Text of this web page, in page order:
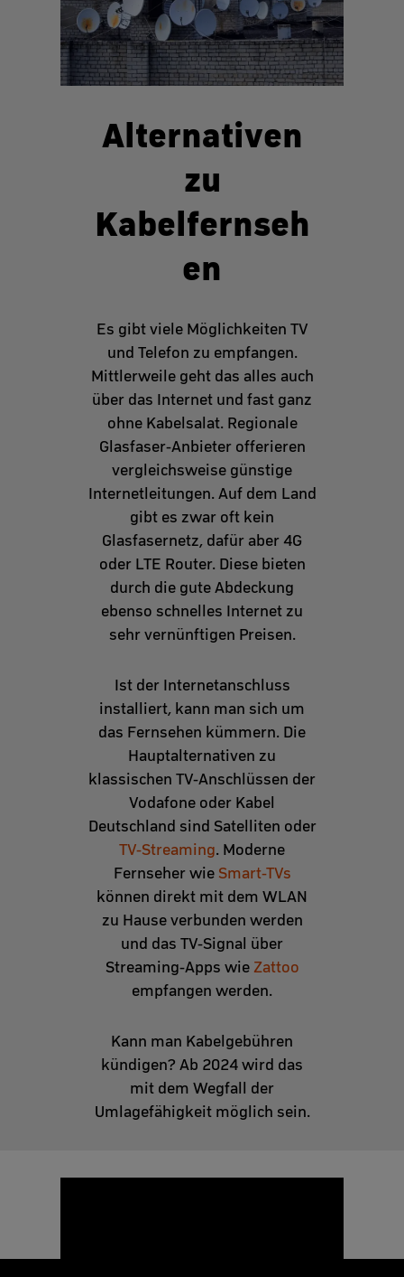
Alternativen
zu
Kabelfernseh
en
Es gibt viele Möglichkeiten TV
und Telefon zu empfangen.
Mittlerweile geht das alles auch
über das Internet und fast ganz
ohne Kabelsalat. Regionale
Glasfaser-Anbieter offerieren
vergleichsweise günstige
Internetleitungen. Auf dem Land
gibt es zwar oft kein
Glasfasernetz, dafür aber 4G
oder LTE Router. Diese bieten
durch die gute Abdeckung
ebenso schnelles Internet zu
sehr vernünftigen Preisen.
Ist der Internetanschluss
installiert, kann man sich um
das Fernsehen kümmern. Die
Hauptalternativen zu
klassischen TV-Anschlüssen der
Vodafone oder Kabel
Deutschland sind Satelliten oder
TV-Streaming. Moderne
Fernseher wie Smart-TVs
können direkt mit dem WLAN
zu Hause verbunden werden
und das TV-Signal über
Streaming-Apps wie Zattoo
empfangen werden.
Kann man Kabelgebühren
kündigen? Ab 2024 wird das
mit dem Wegfall der
Umlagefähigkeit möglich sein.